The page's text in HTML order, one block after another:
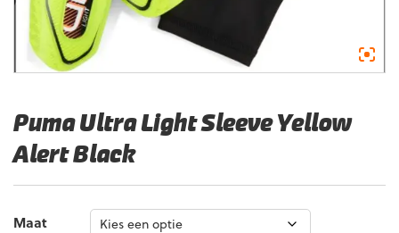
Puma Ultra Light Sleeve Yellow
Alert Black
Maat